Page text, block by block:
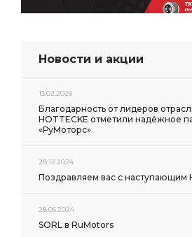
Новости и акции
13.02.2026
Благодарность от лидеров
HOTTECKE отметили надёжное
«РуМоторс»
28.12.2024
Поздравляем вас с наступающим
28.06.2024
SORL в RuMotors